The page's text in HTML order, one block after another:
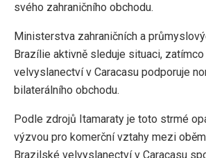
svého zahraničního obchodu.
Ministerstva zahraničních a
Brazílie aktivně sleduje situaci,
velvyslanectví v Caracasu podporuje
bilaterálního obchodu.
Podle zdrojů Itamaraty je toto strmé
výzvou pro komerční vztahy mezi
Brazilské velvyslanectví v Caracasu